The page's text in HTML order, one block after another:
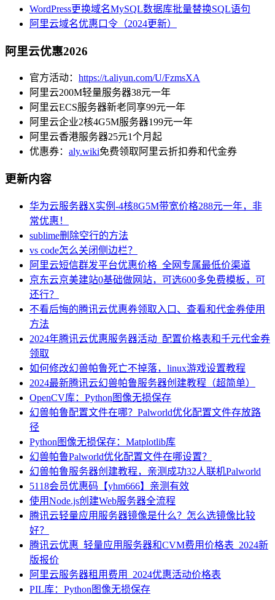
WordPress更换域名MySQL数据库批量替换SQL语句
阿里云域名优惠口令（2024更新）
阿里云优惠2026
官方活动： https://t.aliyun.com/U/FzmsXA
阿里云200M轻量服务器38元一年
阿里云ECS服务器新老同享99元一年
阿里云企业2核4G5M服务器199元一年
阿里云香港服务器25元1个月起
优惠券： aly.wiki免费领取阿里云折扣券和代金券
更新内容
华为云服务器X实例-4核8G5M带宽价格288元一年，非
常优惠！
sublime删除空行的方法
vs code怎么关闭侧边栏？
阿里云短信群发平台优惠价格_全网专属最低价渠道
京东云京美建站0基础做网站，可选600多免费模板，可
还行？
不看后悔的腾讯云优惠券领取入口、查看和代金券使用
方法
2024年腾讯云优惠服务器活动_配置价格表和千元代金券
领取
如何修改幻兽帕鲁死亡不掉落，linux游戏设置教程
2024最新腾讯云幻兽帕鲁服务器创建教程（超简单）
OpenCV库：Python图像无损保存
幻兽帕鲁配置文件在哪？Palworld优化配置文件存放路
径
Python图像无损保存：Matplotlib库
幻兽帕鲁Palworld优化配置文件在哪设置？
幻兽帕鲁服务器创建教程，亲测成功32人联机Palworld
5118会员优惠码【yhm666】亲测有效
使用Node.js创建Web服务器全流程
腾讯云轻量应用服务器镜像是什么？怎么选镜像比较
好？
腾讯云优惠_轻量应用服务器和CVM费用价格表_2024新
版报价
阿里云服务器租用费用_2024优惠活动价格表
PIL库：Python图像无损保存